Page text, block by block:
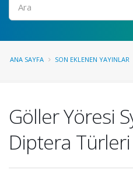
ANA SAYFA SON EKLENEN YAYINLAR
Göller Yöresi
Diptera Türleri